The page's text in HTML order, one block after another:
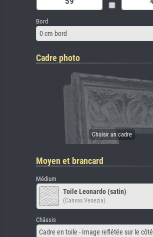
Bord
0 cm bord
Cadre photo
Moyen et brancard
Médium
Toile Leonardo (satin)
(Canvas Venezia)
Châssis
Cadre en toile - Image reflétée sur le côté